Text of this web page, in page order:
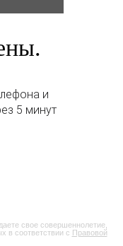
и
5 минут
свое совершеннолетие,
в соответствии с Правовой